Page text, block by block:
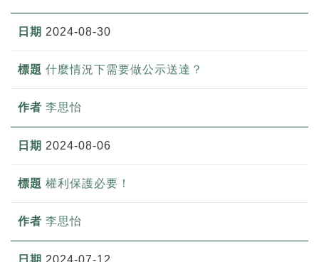
2024-08-30
什麼情況下需要做公示送達？
李思怡
2024-08-06
權利保護必要！
李思怡
2024-07-12